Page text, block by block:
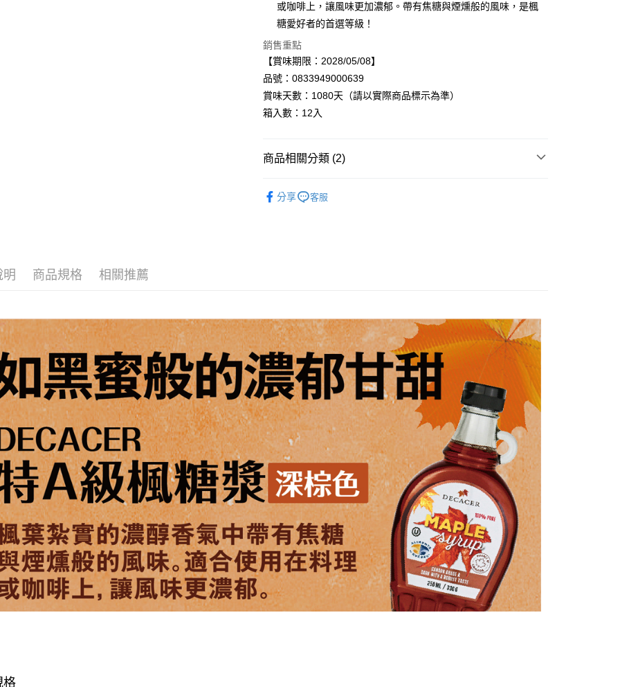
街口支付
Google Pay
AFTEE先享後付
AFTEE先享後付是「在收到商品之後才付款」的支付方式。 讓您購物簡單
２．便利：只要手機號碼，簡訊認證，即可結帳。
３．安心：先確認商品／服務後，再付款。
絡購買商品的店家。未經商家同意取消之訂單仍視為有效，需透過AFTEE
先享後付繳納相關費用。
※ 交易是否成功請以「AFTEE先享後付 」之結帳頁面顯示為準，若有關於
是否繳費成功／繳費後需取消欲退款等相關疑問，請聯繫「AFTEE先享後
付客戶支援中心」https://netprotections.freshdesk.com/support/home
【注意事項】
１．透過由恩沛科技股份有限公司提供之「AFTEE先享後付」服務完成之
交易，需依本服務之必要範圍內提供個人資料，並將交易相關給付款項請
求債權轉讓予恩沛科技股份有限公司。
２．關於個人資料處理事宜，請瀏覽以下網址：
https://aftee.tw/terms/#terms3
３．未成年的使用者請事先徵得法定代理人或監護人之同意方可使用
「AFTEE先享後付」，若未經同意申辦者引起之損失，本公司不負相關責
任。
４．使用「AFTEE先享後付」時，將依據個別帳號之用戶狀況，依本公司
即時審查核予不同之上限額度；若仍有額度不足之情形，本公司將視審查
結果請求用戶進行身份認證。
５．嚴禁一人註冊多個帳號或使用他人資訊註冊。若發現惡意使用之情
形，恩沛科技股份有限公司將有權停止該用戶之使用額度並採取法律行
動。
宅配
或咖啡上，讓風味更加濃郁。帶有焦糖與煙燻般的風味，是楓
糖愛好者的首選等級！
銷售重點
【賞味期限：2028/05/08】
品號：0833949000639
賞味天數：1080天（請以實際商品標示為準）
箱入數：12入
商品相關分類 (2)
分享 客服
明 商品規格 相關推薦
格